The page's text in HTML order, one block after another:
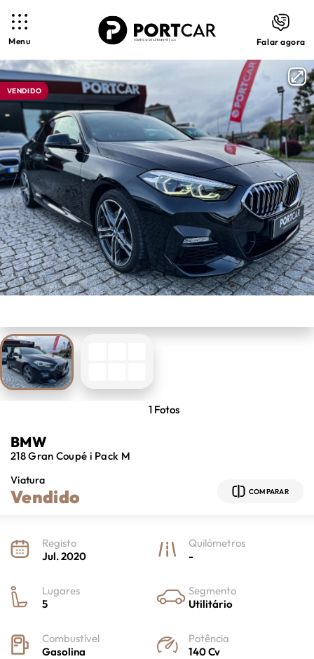
Menu Falar agora
VENDIDO
1 Fotos
BMW
218 Gran Coupé i Pack M
Viatura
Vendido COMPARAR
Registo
Jul. 2020
Quilómetros
-
Lugares
5
Segmento
Utilitário
Combustível
Gasolina
Potência
140 Cv